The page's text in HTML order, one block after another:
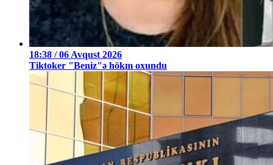
18:38 / 06 Avqust 2026
Tiktoker "Beniz"ə hökm oxundu